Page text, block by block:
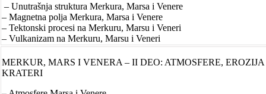
– Unutrašnja struktura Merkura, Marsa i Venere
– Magnetna polja Merkura, Marsa i Venere
– Tektonski procesi na Merkuru, Marsu i Veneri
– Vulkanizam na Merkuru, Marsu i Veneri
MERKUR, MARS I VENERA – II DEO: ATMOSFERE,
KRATERI